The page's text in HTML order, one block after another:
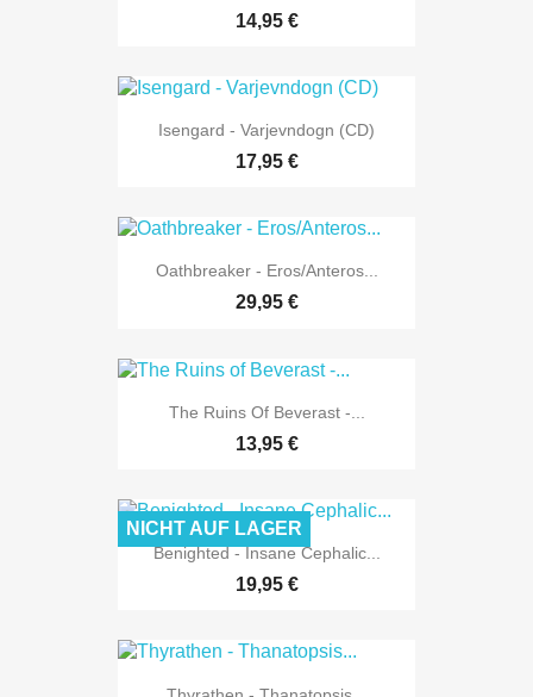
14,95 €
Isengard - Varjevndogn (CD)
17,95 €
Oathbreaker - Eros/Anteros...
29,95 €
The Ruins Of Beverast -...
13,95 €
Benighted - Insane Cephalic...
19,95 €
NICHT AUF LAGER